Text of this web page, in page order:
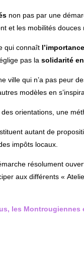
non pas par une
et les mobilités douces
qui connaît
pas la solidarité
ville qui n’a pas peur
modèles en
orientations, une
autant de
impôts locaux.
résolument
aux différents «
les